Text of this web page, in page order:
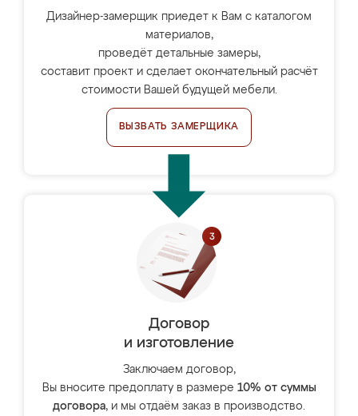
Дизайнер-замерщик приедет к Вам с каталогом
материалов,
проведёт детальные замеры,
составит проект и сделает окончательный расчёт
стоимости Вашей будущей мебели.
ВЫЗВАТЬ ЗАМЕРЩИКА
Договор
и изготовление
Заключаем договор,
Вы вносите предоплату в размере 10% от суммы
договора, и мы отдаём заказ в производство.